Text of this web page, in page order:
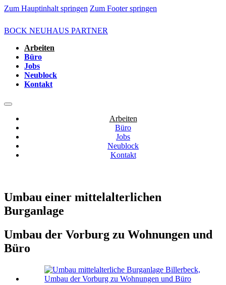
Zum Hauptinhalt springen Zum Footer springen
BOCK NEUHAUS PARTNER
Arbeiten
Büro
Jobs
Neublock
Kontakt
Arbeiten
Büro
Jobs
Neublock
Kontakt
Umbau einer mittelalterlichen
Burganlage
Umbau der Vorburg zu Wohnungen und
Büro